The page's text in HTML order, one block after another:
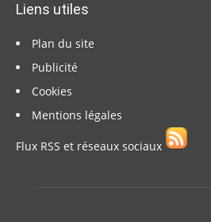
Liens utiles
Plan du site
Publicité
Cookies
Mentions légales
Flux RSS et réseaux sociaux